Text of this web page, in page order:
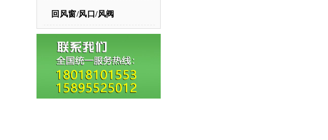
回风窗/风口/风阀